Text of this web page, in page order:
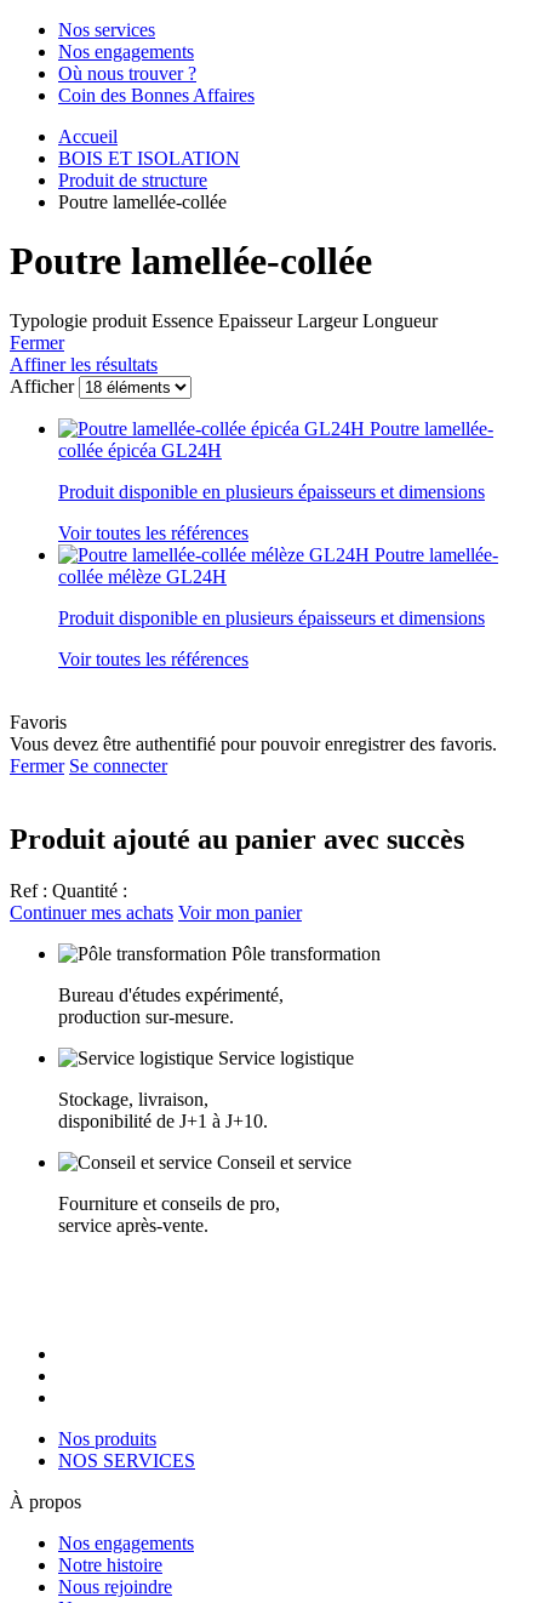
Nos services
Nos engagements
Où nous trouver ?
Coin des Bonnes Affaires
Accueil
BOIS ET ISOLATION
Produit de structure
Poutre lamellée-collée
Poutre lamellée-collée
Typologie produit Essence Epaisseur Largeur Longueur
Fermer
Affiner les résultats
Afficher
Poutre lamellée-
collée épicéa GL24H
Produit disponible en plusieurs épaisseurs et dimensions
Voir toutes les références
Poutre lamellée-
collée mélèze GL24H
Produit disponible en plusieurs épaisseurs et dimensions
Voir toutes les références
Favoris
Vous devez être authentifié pour pouvoir enregistrer des favoris.
Fermer Se connecter
Produit ajouté au panier avec succès
Ref : Quantité :
Continuer mes achats Voir mon panier
Pôle transformation
Bureau d'études expérimenté,
production sur-mesure.
Service logistique
Stockage, livraison,
disponibilité de J+1 à J+10.
Conseil et service
Fourniture et conseils de pro,
service après-vente.
Nos produits
NOS SERVICES
À propos
Nos engagements
Notre histoire
Nous rejoindre